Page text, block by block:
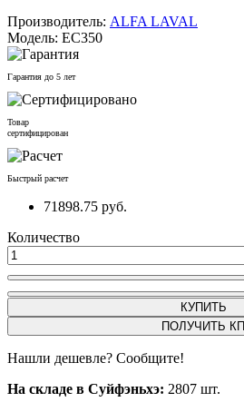
Производитель: ALFA LAVAL
Модель: EC350
Гарантия до 5 лет
Товар
сертифицирован
Быстрый расчет
71898.75 руб.
Количество
КУПИТЬ
ПОЛУЧИТЬ КП
Нашли дешевле? Сообщите!
На складе в Суйфэньхэ: 2807 шт.